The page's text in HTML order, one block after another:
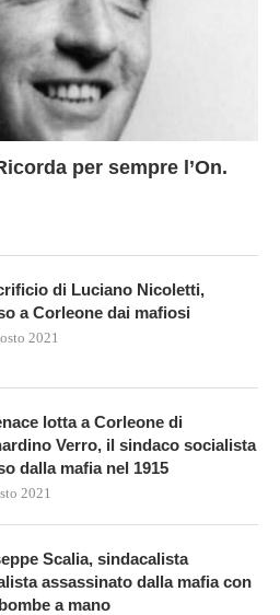
per sempre l’On.
di Luciano Nicoletti,
a Corleone dai mafiosi
2021
lotta a Corleone di
Verro, il sindaco socialista
dalla mafia nel 1915
2021
Scalia, sindacalista
assassinato dalla mafia con
a mano